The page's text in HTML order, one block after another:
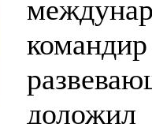
доложил